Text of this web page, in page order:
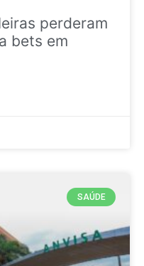
perderam
bets em
SAÚDE